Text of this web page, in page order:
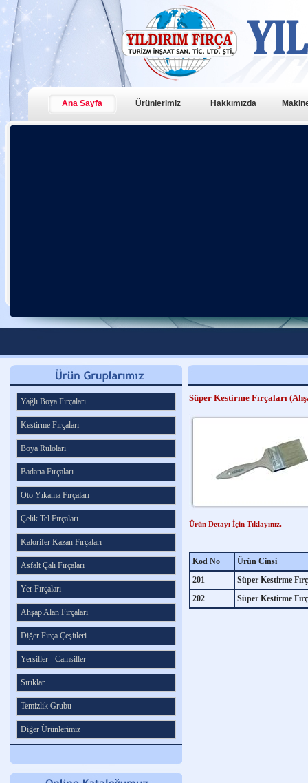
Ana Sayfa Ürünlerimiz Hakkımızda
Yağlı Boya Fırçaları
Kestirme Fırçaları
Boya Ruloları
Badana Fırçaları
Oto Yıkama Fırçaları
Çelik Tel Fırçaları
Kalorifer Kazan Fırçaları
Asfalt Çalı Fırçaları
Yer Fırçaları
Ahşap Alan Fırçaları
Diğer Fırça Çeşitleri
Yersiller - Camsiller
Sırıklar
Temizlik Grubu
Diğer Ürünlerimiz
Süper Kestirme Fırçaları
Ürün Detayı İçin Tıklayınız.
Kod No
Ürün Cinsi
201
Süper Kestirme
202
Süper Kestirme